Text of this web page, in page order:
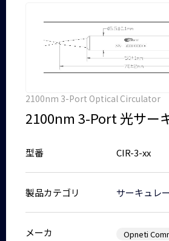
2100nm 3-Port Optical Circulator
2100nm 3-Port 光サー
型番 CIR-3-xx
製品カテゴリ サーキュレ
メーカ Opneti